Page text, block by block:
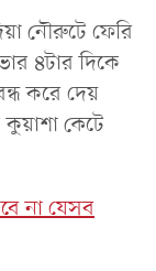
নৌরুটে ফেরি
৪টার দিকে
করে দেয়
কেটে
না যেসব